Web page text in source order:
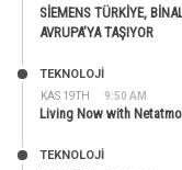
SİEMENS TÜRKİYE,
AVRUPA’YA TAŞIYOR
KAS 19TH 9:50 AM
TEKNOLOJİ
Living Now with
TEKNOLOJİ